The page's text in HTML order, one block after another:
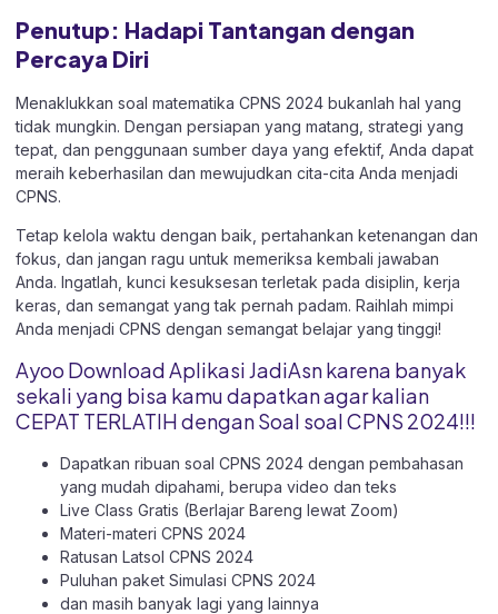
Penutup: Hadapi Tantangan dengan
Percaya Diri
Menaklukkan soal matematika CPNS 2024 bukanlah hal yang
tidak mungkin. Dengan persiapan yang matang, strategi yang
tepat, dan penggunaan sumber daya yang efektif, Anda dapat
meraih keberhasilan dan mewujudkan cita-cita Anda menjadi
CPNS.
Tetap kelola waktu dengan baik, pertahankan ketenangan dan
fokus, dan jangan ragu untuk memeriksa kembali jawaban
Anda. Ingatlah, kunci kesuksesan terletak pada disiplin, kerja
keras, dan semangat yang tak pernah padam. Raihlah mimpi
Anda menjadi CPNS dengan semangat belajar yang tinggi!
Ayoo Download Aplikasi JadiAsn karena banyak
sekali yang bisa kamu dapatkan agar kalian
CEPAT TERLATIH dengan Soal soal CPNS 2024!!!
Dapatkan ribuan soal CPNS 2024 dengan pembahasan
yang mudah dipahami, berupa video dan teks
Live Class Gratis (Berlajar Bareng lewat Zoom)
Materi-materi CPNS 2024
Ratusan Latsol CPNS 2024
Puluhan paket Simulasi CPNS 2024
dan masih banyak lagi yang lainnya